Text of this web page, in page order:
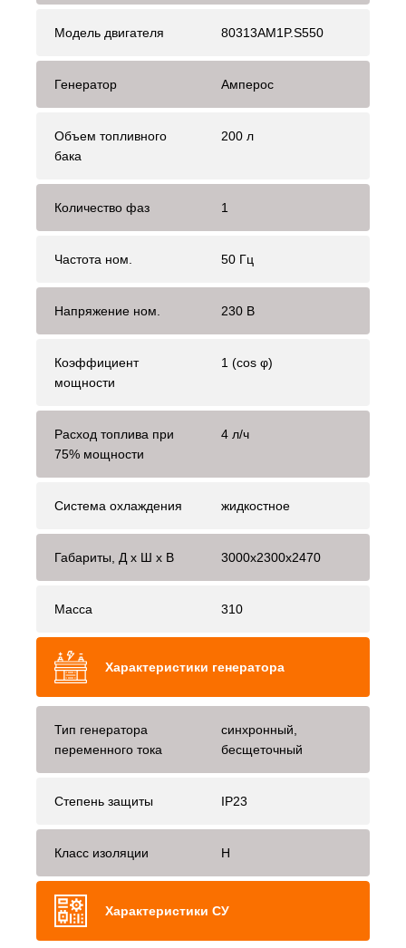
Модель двигателя 80313AM1P.S550
Генератор Амперос
Объем топливного
бака
200 л
Количество фаз 1
Частота ном. 50 Гц
Напряжение ном. 230 В
Коэффициент
мощности
1 (cos φ)
Расход топлива при
75% мощности
4 л/ч
Система охлаждения жидкостное
Габариты, Д x Ш x В 3000x2300x2470
Масса 310
Характеристики генератора
Тип генератора
переменного тока
синхронный,
бесщеточный
Степень защиты IP23
Класс изоляции H
Характеристики СУ